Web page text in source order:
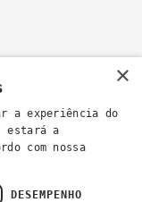
email:
gerais
×
a experiência do
estará a
com nossa
DESEMPENHO